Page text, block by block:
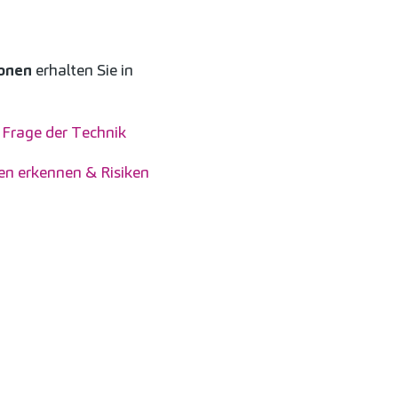
erhalten Sie in
der Technik
erkennen & Risiken